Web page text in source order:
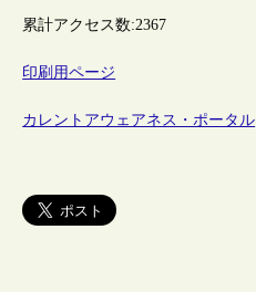
累計アクセス数:2367
印刷用ページ
カレントアウェアネス・ポータル